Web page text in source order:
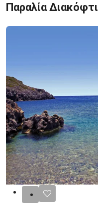
Παραλία Διακόφτι